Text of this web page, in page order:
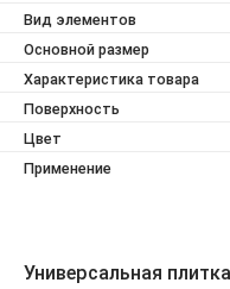
Вид элементов
Основной размер
Характеристика товара
Поверхность
Цвет
Применение
Универсальная